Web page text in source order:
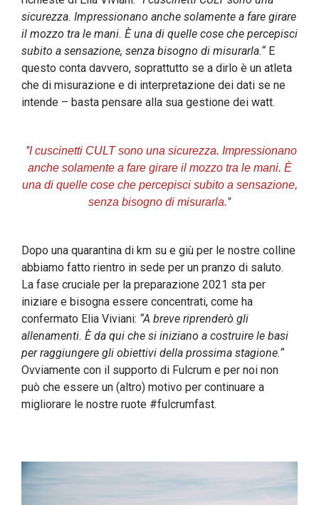
sicurezza. Impressionano anche solamente a fare girare
il mozzo tra le mani. È una di quelle cose che percepisci
subito a sensazione, senza bisogno di misurarla.“ E
questo conta davvero, soprattutto se a dirlo è un atleta
che di misurazione e di interpretazione dei dati se ne
intende – basta pensare alla sua gestione dei watt.
"I cuscinetti CULT sono una sicurezza. Impressionano
anche solamente a fare girare il mozzo tra le mani. È
una di quelle cose che percepisci subito a sensazione,
senza bisogno di misurarla."
Dopo una quarantina di km su e giù per le nostre colline
abbiamo fatto rientro in sede per un pranzo di saluto.
La fase cruciale per la preparazione 2021 sta per
iniziare e bisogna essere concentrati, come ha
confermato Elia Viviani: “A breve riprenderò gli
allenamenti. È da qui che si iniziano a costruire le basi
per raggiungere gli obiettivi della prossima stagione.“
Ovviamente con il supporto di Fulcrum e per noi non
può che essere un (altro) motivo per continuare a
migliorare le nostre ruote #fulcrumfast.